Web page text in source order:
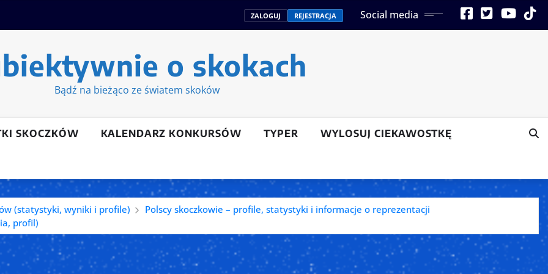
ZALOGUJ REJESTRACJA Social media
o skokach
Bądź na bieżąco ze światem skoków
SKOCZKÓW KALENDARZ KONKURSÓW TYPER WYLOSUJ CIEKAWOSTKĘ
(statystyki, wyniki i profile)
Polscy skoczkowie – profile, statystyki i informacje o reprezentacji
profil)